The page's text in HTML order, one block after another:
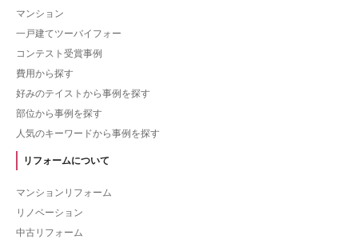
マンション
一戸建てツーバイフォー
コンテスト受賞事例
費用から探す
好みのテイストから事例を探す
部位から事例を探す
人気のキーワードから事例を探す
リフォームについて
マンションリフォーム
リノベーション
中古リフォーム